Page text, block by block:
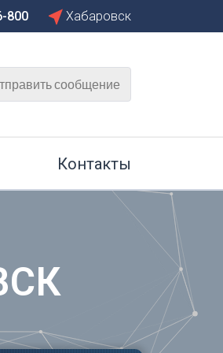
Тамбов
Тюмень
Ульяновск
Уфа
Хабаровск
800 Хабаровск
сообщение
Контакты